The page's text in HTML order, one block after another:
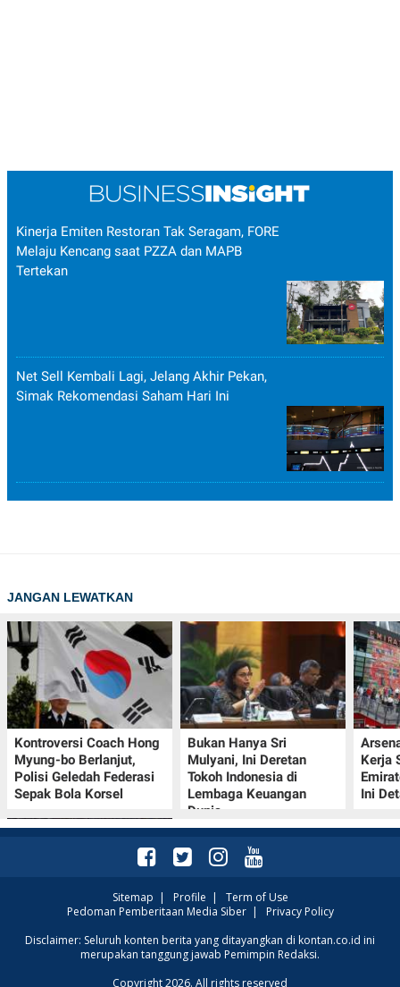
Kinerja Emiten Restoran Tak Seragam, FORE
Melaju Kencang saat PZZA dan MAPB
Tertekan
Net Sell Kembali Lagi, Jelang Akhir Pekan,
Simak Rekomendasi Saham Hari Ini
JANGAN LEWATKAN
Kontroversi Coach Hong
Myung-bo Berlanjut,
Polisi Geledah Federasi
Sepak Bola Korsel
Bukan Hanya Sri
Mulyani, Ini Deretan
Tokoh Indonesia di
Lembaga Keuangan
Dunia
Kerja
Ini
Klasemen Grup A Piala
AFF 2026: Ini Skenario
Sitemap Profile
Term of Use
Pedoman Pemberitaan Media Siber| Privacy Policy
Disclaimer: Seluruh konten berita yang ditayangkan di kontan.co.id ini
merupakan tanggung jawab Pemimpin Redaksi.
Copyright 2026. All rights reserved